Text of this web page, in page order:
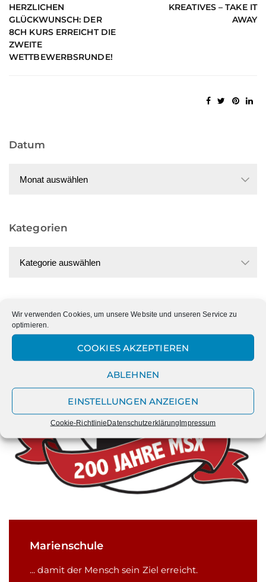
Wir verwenden Cookies, um unsere Website und unseren Service zu
optimieren.
COOKIES AKZEPTIEREN
ABLEHNEN
EINSTELLUNGEN ANZEIGEN
Cookie-RichtlinieDatenschutzerklärungImpressum
HERZLICHEN
GLÜCKWUNSCH: DER
8CH KURS ERREICHT DIE
ZWEITE
WETTBEWERBSRUNDE!
KREATIVES – TAKE IT
AWAY
Datum
Kategorien
Marienschule
... damit der Mensch sein Ziel erreicht.